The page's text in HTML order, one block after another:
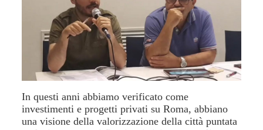
In questi anni abbiamo verificato come
investimenti e progetti privati su Roma, abbiano
una visione della valorizzazione della città puntata